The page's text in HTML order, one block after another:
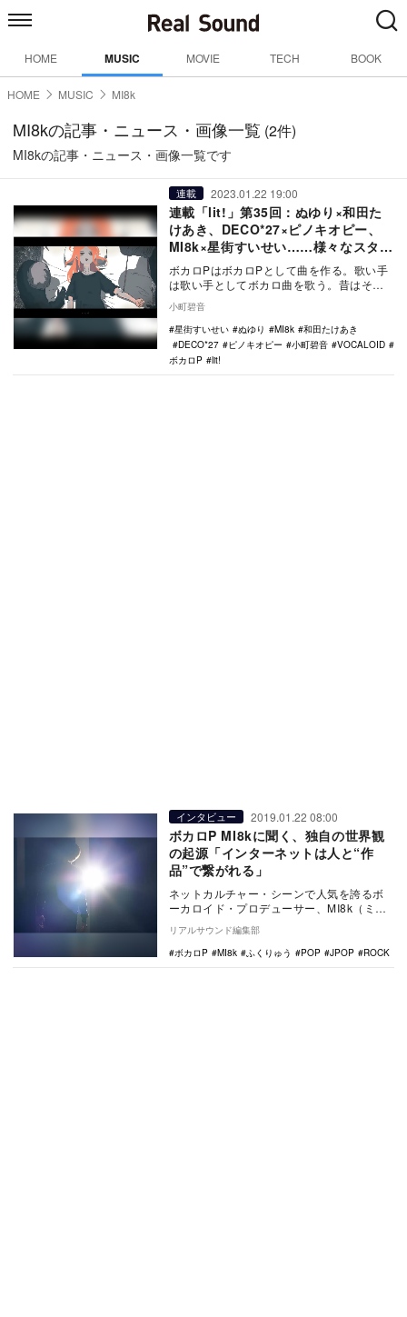
HOME MUSIC MOVIE TECH BOOK
HOME MUSIC MI8k
MI8kの記事・ニュース・画像一覧 (2件)
MI8kの記事・ニュース・画像一覧です
連載 2023.01.22 19:00
連載「lit!」第35回：ぬゆり×和田た
けあき、DECO*27×ピノキオピー、
MI8k×星街すいせい……様々なスタイ
ル展開するボカロPたち
ボカロPはボカロPとして曲を作る。歌い手
は歌い手としてボカロ曲を歌う。昔はそう
だった。しかし、今はできることが何通り
も広がり、誰…
小町碧音
星街すいせい
ぬゆり MI8k
和田たけあき
DECO*27
ピノキオピー 小町碧音
VOCALOID
ボカロP
lit!
インタビュー 2019.01.22 08:00
ボカロP MI8kに聞く、独自の世界観
の起源「インターネットは人と“作
品”で繋がれる」
ネットカルチャー・シーンで人気を誇るボ
ーカロイド・プロデューサー、MI8k（ミヤ
ケ）を知っているだろうか？ オルタナテ
ィブかつ独…
リアルサウンド編集部
ボカロP
MI8k ふくりゅう POP JPOP ROCK